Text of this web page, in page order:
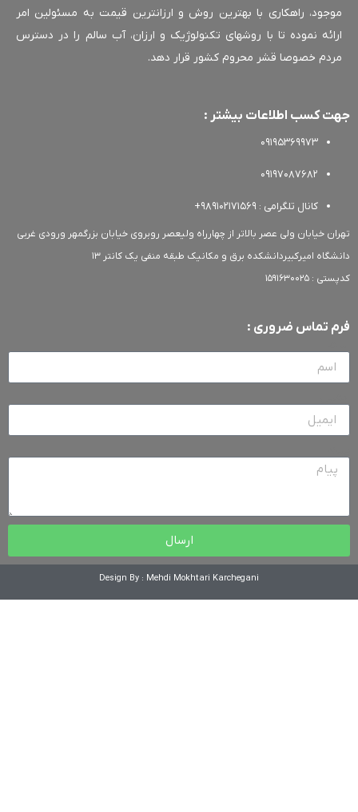
راهکاری با بهترین روش و ارزانترین قیمت به مسئولین امر
نموده تا با روشهای تکنولوژیک و ارزان، آب سالم را در دسترس
خصوصا قشر محروم کشور قرار دهد.
کسب اطلاعات بیشتر :
09195369973
09197087682
کانال تلگرامی : 989102171569+
خیابان ولی عصر بالاتر از چهارراه ولیعصر روبروی خیابان بزرگمهر ورودی غربی
امیرکبیردانشکده برق و مکانیک طبقه منفی یک کانتر 13
تماس ضروری :
ارسال
Design By : Mehdi Mokhtari Karchegani